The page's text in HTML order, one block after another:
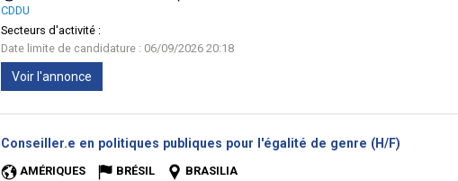
CDDU
Secteurs d'activité :
Date limite de candidature : 06/09/2026 20:18
Voir l'annonce
Conseiller.e en politiques publiques pour l'égalité de genre (H/F)
AMÉRIQUES BRÉSIL
BRASILIA